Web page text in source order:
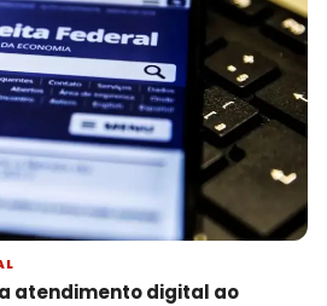
atendimento digital ao